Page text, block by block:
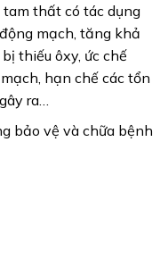
thất có tác dụng
mạch, tăng khả
thiếu ôxy, ức chế
hạn chế các tổn
ra…
bảo vệ và chữa bệnh